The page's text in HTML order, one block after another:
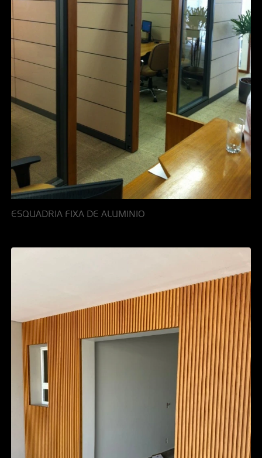
ESQUADRIA FIXA DE ALUMINIO